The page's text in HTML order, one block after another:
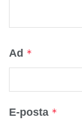
Ad *
E-posta *